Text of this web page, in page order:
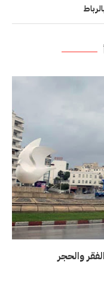
والحجر